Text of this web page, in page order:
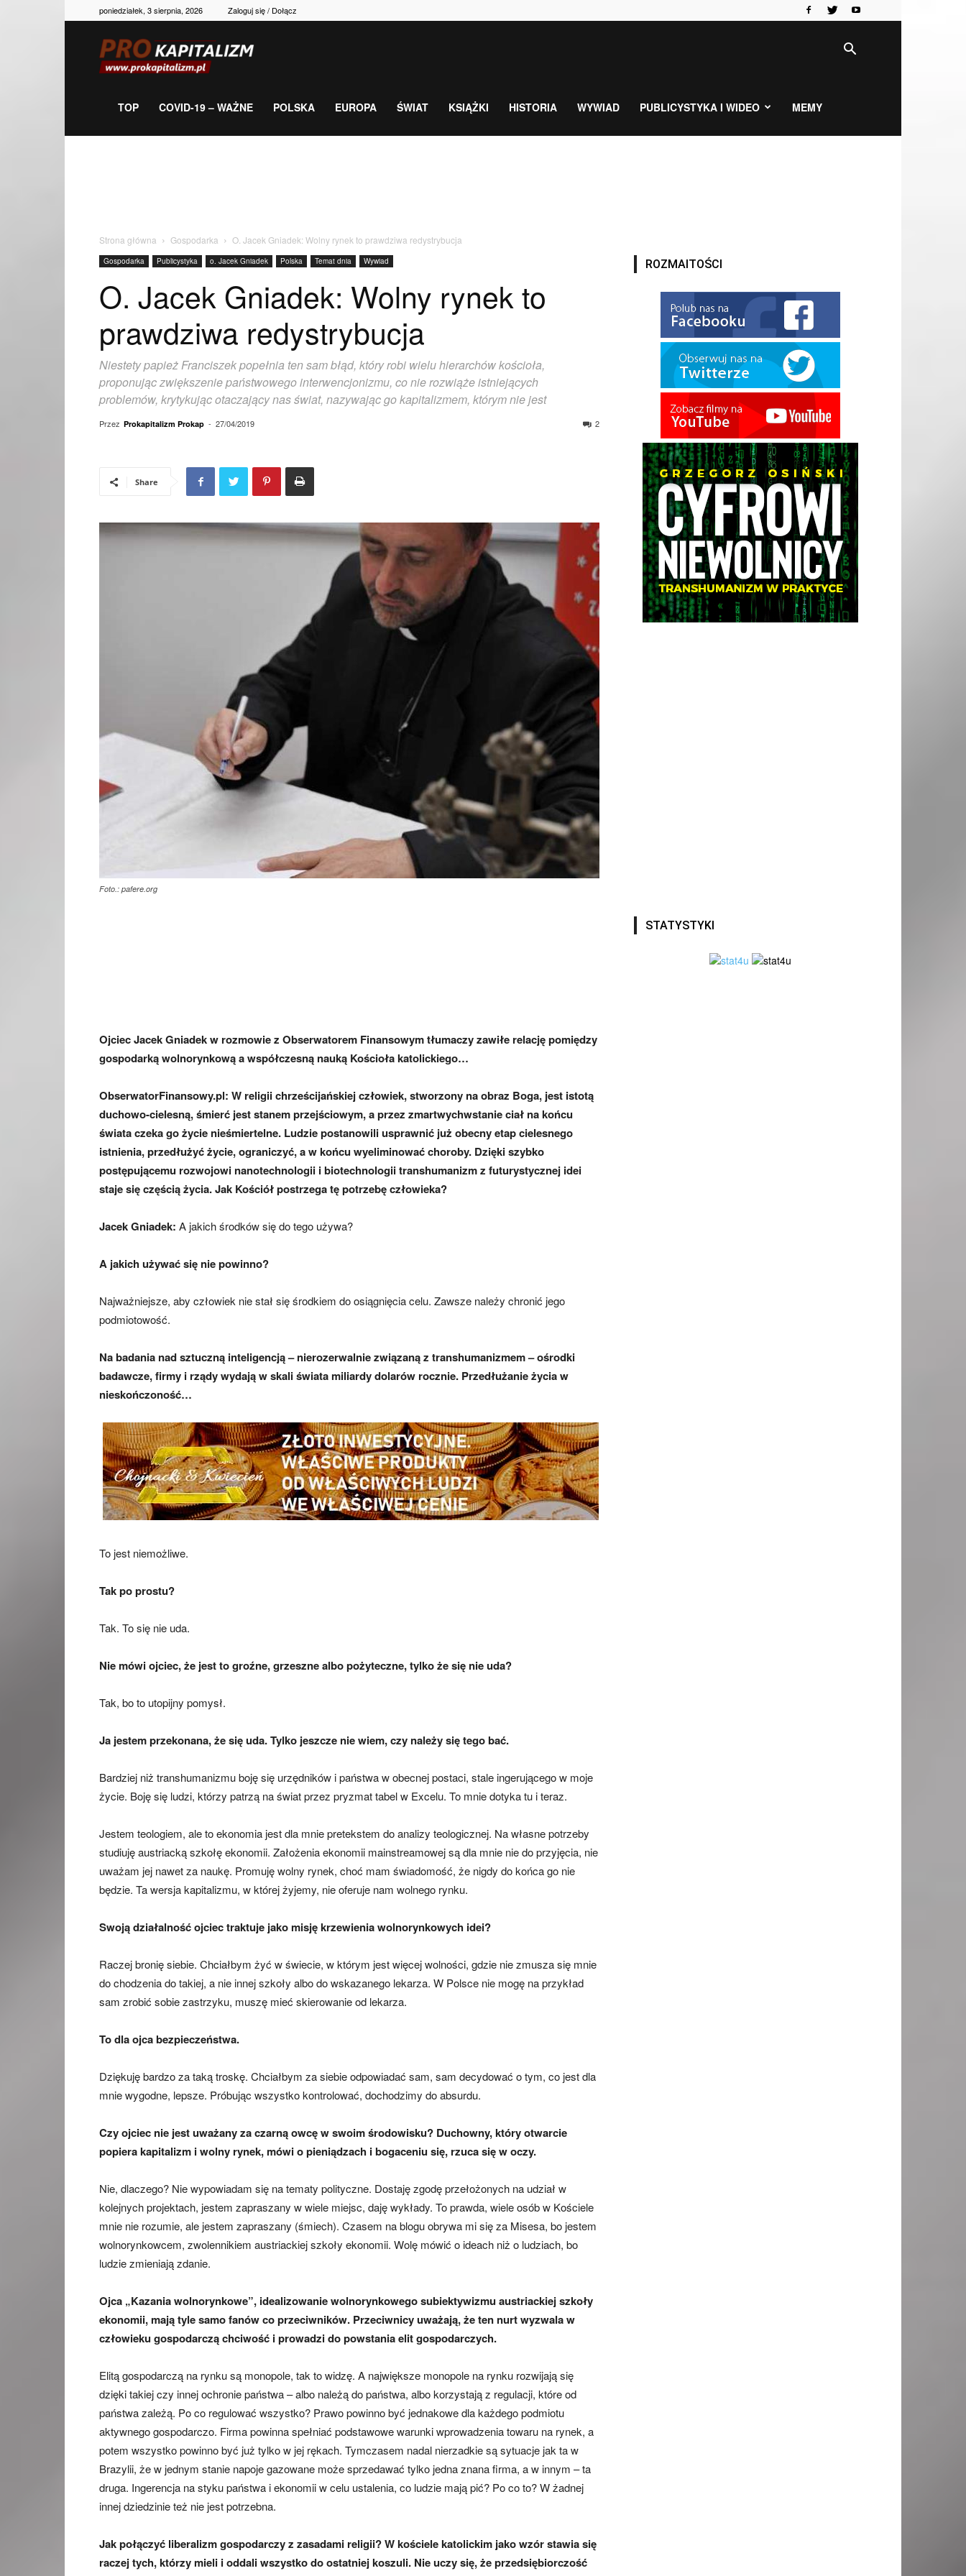
poniedziałek, 3 sierpnia, 2026 Zaloguj się / Dołącz
gospodarka,
TOP COVID-19 – WAŻNE POLSKA EUROPA ŚWIAT KSIĄŻKI HISTORIA WYWIAD PUBLICYSTYKA I WIDEO MEMY
Strona główna Gospodarka O. Jacek Gniadek: Wolny rynek to prawdziwa redystrybucja
Gospodarka Publicystyka o. Jacek Gniadek Polska Temat dnia Wywiad
O. Jacek Gniadek: Wolny rynek to
prawdziwa redystrybucja
Niestety papież Franciszek popełnia ten sam błąd, który robi wielu hierarchów kościoła,
proponując zwiększenie państwowego interwencjonizmu, co nie rozwiąże istniejących
problemów, krytykując otaczający nas świat, nazywając go kapitalizmem, którym nie jest
Przez Prokapitalizm Prokap - 27/04/2019 2
Share
Foto.: pafere.org
Ojciec Jacek Gniadek w rozmowie z Obserwatorem Finansowym tłumaczy zawiłe relację pomiędzy
gospodarką wolnorynkową a współczesną nauką Kościoła katolickiego…
ObserwatorFinansowy.pl: W religii chrześcijańskiej człowiek, stworzony na obraz Boga, jest istotą
duchowo-cielesną, śmierć jest stanem przejściowym, a przez zmartwychwstanie ciał na końcu
świata czeka go życie nieśmiertelne. Ludzie postanowili usprawnić już obecny etap cielesnego
istnienia, przedłużyć życie, ograniczyć, a w końcu wyeliminować choroby. Dzięki szybko
postępującemu rozwojowi nanotechnologii i biotechnologii transhumanizm z futurystycznej idei
staje się częścią życia. Jak Kościół postrzega tę potrzebę człowieka?
Jacek Gniadek: A jakich środków się do tego używa?
A jakich używać się nie powinno?
Najważniejsze, aby człowiek nie stał się środkiem do osiągnięcia celu. Zawsze należy chronić jego
podmiotowość.
Na badania nad sztuczną inteligencją – nierozerwalnie związaną z transhumanizmem – ośrodki
badawcze, firmy i rządy wydają w skali świata miliardy dolarów rocznie. Przedłużanie życia w
nieskończoność…
To jest niemożliwe.
Tak po prostu?
Tak. To się nie uda.
Nie mówi ojciec, że jest to groźne, grzeszne albo pożyteczne, tylko że się nie uda?
Tak, bo to utopijny pomysł.
Ja jestem przekonana, że się uda. Tylko jeszcze nie wiem, czy należy się tego bać.
Bardziej niż transhumanizmu boję się urzędników i państwa w obecnej postaci, stale ingerującego w moje
życie. Boję się ludzi, którzy patrzą na świat przez pryzmat tabel w Excelu. To mnie dotyka tu i teraz.
Jestem teologiem, ale to ekonomia jest dla mnie pretekstem do analizy teologicznej. Na własne potrzeby
studiuję austriacką szkołę ekonomii. Założenia ekonomii mainstreamowej są dla mnie nie do przyjęcia, nie
uważam jej nawet za naukę. Promuję wolny rynek, choć mam świadomość, że nigdy do końca go nie
będzie. Ta wersja kapitalizmu, w której żyjemy, nie oferuje nam wolnego rynku.
Swoją działalność ojciec traktuje jako misję krzewienia wolnorynkowych idei?
Raczej bronię siebie. Chciałbym żyć w świecie, w którym jest więcej wolności, gdzie nie zmusza się mnie
do chodzenia do takiej, a nie innej szkoły albo do wskazanego lekarza. W Polsce nie mogę na przykład
sam zrobić sobie zastrzyku, muszę mieć skierowanie od lekarza.
To dla ojca bezpieczeństwa.
Dziękuję bardzo za taką troskę. Chciałbym za siebie odpowiadać sam, sam decydować o tym, co jest dla
mnie wygodne, lepsze. Próbując wszystko kontrolować, dochodzimy do absurdu.
Czy ojciec nie jest uważany za czarną owcę w swoim środowisku? Duchowny, który otwarcie
popiera kapitalizm i wolny rynek, mówi o pieniądzach i bogaceniu się, rzuca się w oczy.
Nie, dlaczego? Nie wypowiadam się na tematy polityczne. Dostaję zgodę przełożonych na udział w
kolejnych projektach, jestem zapraszany w wiele miejsc, daję wykłady. To prawda, wiele osób w Kościele
mnie nie rozumie, ale jestem zapraszany (śmiech). Czasem na blogu obrywa mi się za Misesa, bo jestem
wolnorynkowcem, zwolennikiem austriackiej szkoły ekonomii. Wolę mówić o ideach niż o ludziach, bo
ludzie zmieniają zdanie.
Ojca „Kazania wolnorynkowe”, idealizowanie wolnorynkowego subiektywizmu austriackiej szkoły
ekonomii, mają tyle samo fanów co przeciwników. Przeciwnicy uważają, że ten nurt wyzwala w
człowieku gospodarczą chciwość i prowadzi do powstania elit gospodarczych.
Elitą gospodarczą na rynku są monopole, tak to widzę. A największe monopole na rynku rozwijają się
dzięki takiej czy innej ochronie państwa – albo należą do państwa, albo korzystają z regulacji, które od
państwa zależą. Po co regulować wszystko? Prawo powinno być jednakowe dla każdego podmiotu
aktywnego gospodarczo. Firma powinna spełniać podstawowe warunki wprowadzenia towaru na rynek, a
potem wszystko powinno być już tylko w jej rękach. Tymczasem nadal nierzadkie są sytuacje jak ta w
Brazylii, że w jednym stanie napoje gazowane może sprzedawać tylko jedna znana firma, a w innym – ta
druga. Ingerencja na styku państwa i ekonomii w celu ustalenia, co ludzie mają pić? Po co to? W żadnej
innej dziedzinie też nie jest potrzebna.
Jak połączyć liberalizm gospodarczy z zasadami religii? W kościele katolickim jako wzór stawia się
raczej tych, którzy mieli i oddali wszystko do ostatniej koszuli. Nie uczy się, że przedsiębiorczość
ROZMAITOŚCI
STATYSTYKI